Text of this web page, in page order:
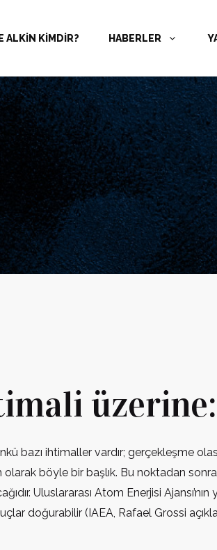
ALKİN KİMDİR? HABERLER
bazı ihtimaller vardır; gerçekleşme
olarak böyle bir başlık. Bu noktadan
Uluslararası Atom Enerjisi Ajansı’nın
doğurabilir (IAEA, Rafael Grossi